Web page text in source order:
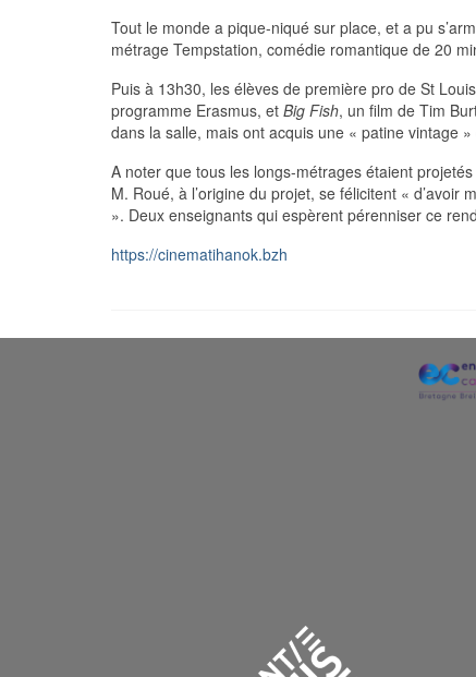
Tout le monde a pique-niqué sur place, et a pu
métrage Tempstation, comédie romantique de 20
Puis à 13h30, les élèves de première pro de St
programme Erasmus, et Big Fish, un film de Tim
dans la salle, mais ont acquis une « patine vintage
A noter que tous les longs-métrages étaient
M. Roué, à l’origine du projet, se félicitent « d’avoir
». Deux enseignants qui espèrent pérenniser ce
https://cinematihanok.bzh